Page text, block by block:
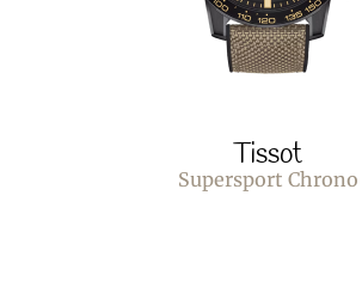
Tissot
Supersport Chrono